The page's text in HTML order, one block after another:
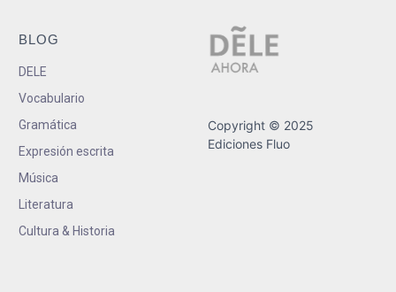
BLOG
DELE
Vocabulario
Gramática
Expresión escrita
Música
Literatura
Cultura & Historia
Copyright © 2025
Ediciones Fluo